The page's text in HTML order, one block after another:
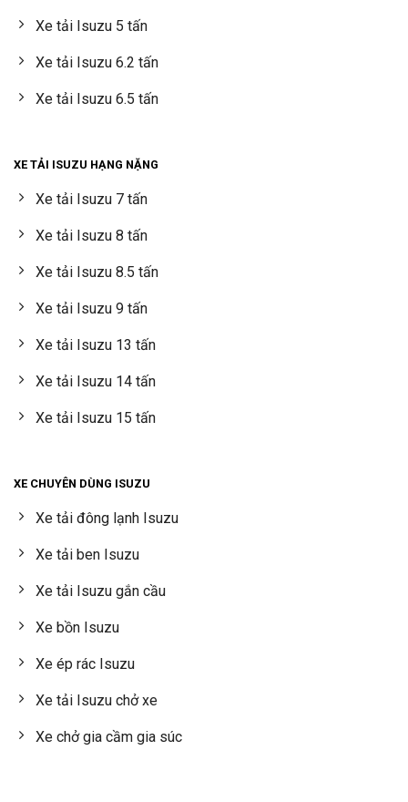
Xe tải Isuzu 5 tấn
Xe tải Isuzu 6.2 tấn
Xe tải Isuzu 6.5 tấn
XE TẢI ISUZU HẠNG NẶNG
Xe tải Isuzu 7 tấn
Xe tải Isuzu 8 tấn
Xe tải Isuzu 8.5 tấn
Xe tải Isuzu 9 tấn
Xe tải Isuzu 13 tấn
Xe tải Isuzu 14 tấn
Xe tải Isuzu 15 tấn
XE CHUYÊN DÙNG ISUZU
Xe tải đông lạnh Isuzu
Xe tải ben Isuzu
Xe tải Isuzu gắn cầu
Xe bồn Isuzu
Xe ép rác Isuzu
Xe tải Isuzu chở xe
Xe chở gia cầm gia súc